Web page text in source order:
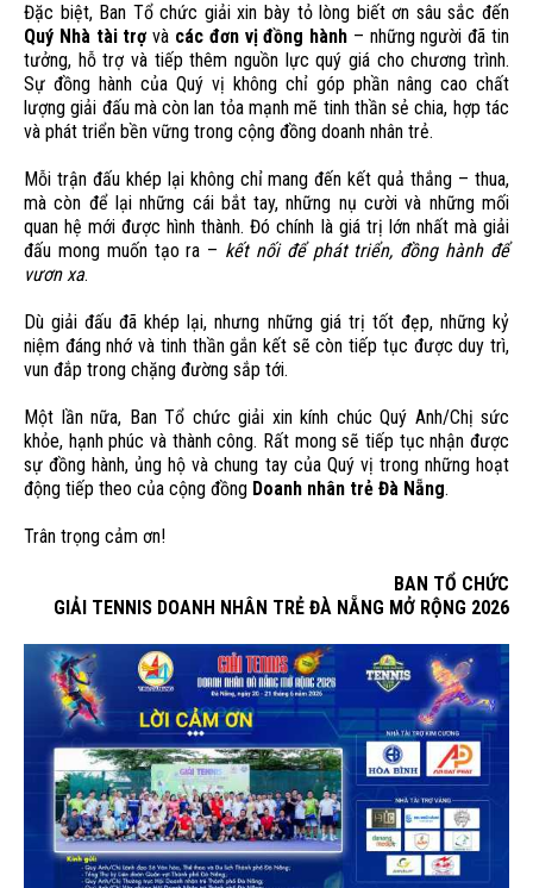
Đặc biệt, Ban Tổ chức giải xin bày tỏ lòng biết ơn sâu sắc đến
Quý Nhà tài trợ và các đơn vị đồng hành – những người đã tin
tưởng, hỗ trợ và tiếp thêm nguồn lực quý giá cho chương trình.
Sự đồng hành của Quý vị không chỉ góp phần nâng cao chất
lượng giải đấu mà còn lan tỏa mạnh mẽ tinh thần sẻ chia, hợp tác
và phát triển bền vững trong cộng đồng doanh nhân trẻ.
Mỗi trận đấu khép lại không chỉ mang đến kết quả thắng – thua,
mà còn để lại những cái bắt tay, những nụ cười và những mối
quan hệ mới được hình thành. Đó chính là giá trị lớn nhất mà giải
đấu mong muốn tạo ra – kết nối để phát triển, đồng hành để
vươn xa.
Dù giải đấu đã khép lại, nhưng những giá trị tốt đẹp, những kỷ
niệm đáng nhớ và tinh thần gắn kết sẽ còn tiếp tục được duy trì,
vun đắp trong chặng đường sắp tới.
Một lần nữa, Ban Tổ chức giải xin kính chúc Quý Anh/Chị sức
khỏe, hạnh phúc và thành công. Rất mong sẽ tiếp tục nhận được
sự đồng hành, ủng hộ và chung tay của Quý vị trong những hoạt
động tiếp theo của cộng đồng Doanh nhân trẻ Đà Nẵng.
Trân trọng cảm ơn!
BAN TỔ CHỨC
GIẢI TENNIS DOANH NHÂN TRẺ ĐÀ NẴNG MỞ RỘNG 2026